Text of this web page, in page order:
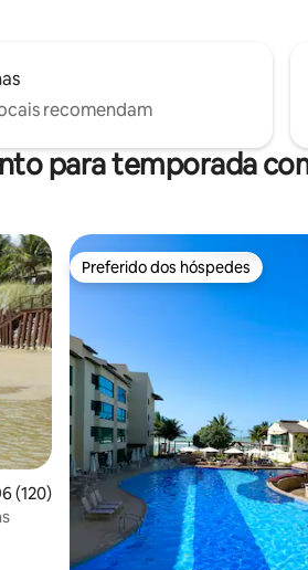
recomendam
para temporada
uma avaliação média de 5, 120
(120)
Preferido dos hóspedes
Preferido dos hóspedes